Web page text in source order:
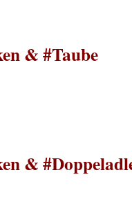
& #Taube
&